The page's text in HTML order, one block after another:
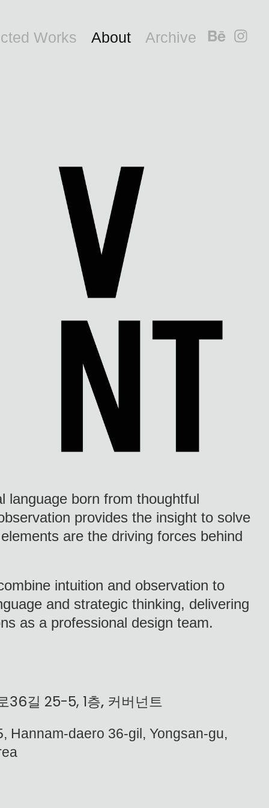
Works About Archive
language born from thoughtful
provides the insight to solve
are the driving forces behind
intuition and observation to
and strategic thinking, delivering
as a professional design team.
36길 25-5, 1층, 커버넌트
Hannam-daero 36-gil, Yongsan-gu,